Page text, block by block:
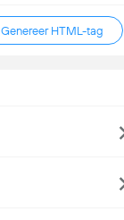
Genereer HTML-tag